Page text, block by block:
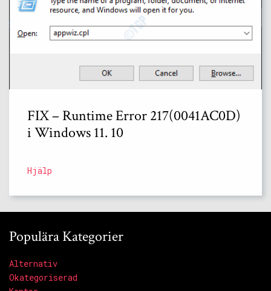
FIX – Runtime Error 217(0041AC0D)
i Windows 11. 10
Hjälp
Populära Kategorier
Alternativ
Okategoriserad